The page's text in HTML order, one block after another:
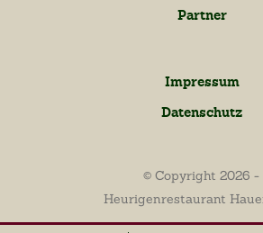
Partner
Impressum
Datenschutz
© Copyright 2026 -
Heurigenrestaurant